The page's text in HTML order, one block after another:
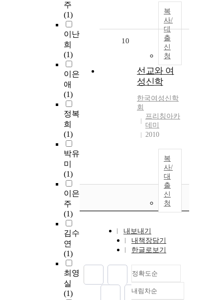
주
(1)
이난
희
(1)
이은
애
(1)
정복
희
(1)
박유
미
(1)
이은
주
(1)
김수
연
(1)
최영
실
(1)
복
사/
대
출
신
청
10
선교와 여
성신학
한국여성신학
회
프리칭아카
데미
2010
복
사/
대
출
신
청
내보내기
내책장담기
한글로보기
정확도순
정확도
내림차순